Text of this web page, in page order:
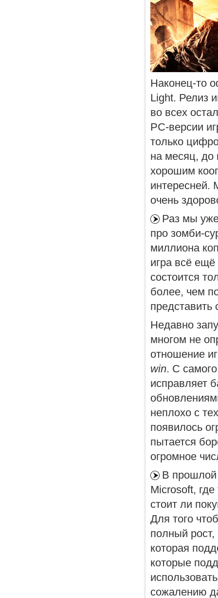
Наконец-то
Light. Релиз
во всех
PC-версии
только
на месяц, до
хорошим
интересней.
очень
Раз мы
про зомби-
миллиона
игра всё
состоится
более, чем
представить
Недавно
многом не
отношение
win. С
исправляет
неплохо с
появилось
пытается
огромное
В прошлой
Microsoft,
стоит ли
Для того
полный рост,
которая
которые
сожалению